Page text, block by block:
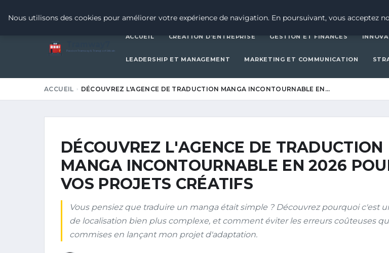
7 Passion Tramway & Transport Urbain
ACCUEIL CRÉATION D’ENTREPRISE GESTION ET FINANCES
LEADERSHIP ET MANAGEMENT MARKETING ET COMMUNICATION
ACCUEIL DÉCOUVREZ L'AGENCE DE TRADUCTION MANGA INCONTOURNABLE EN…
DÉCOUVREZ L'AGENCE DE TRADUCTION
MANGA INCONTOURNABLE EN 2026
VOS PROJETS CRÉATIFS
Vous pensiez que traduire un manga était simple ? Découvrez pourquoi c'est
de localisation bien plus complexe, et comment éviter les erreurs coûteuses
commises en lançant mon projet d'adaptation.
Nous utilisons des cookies pour améliorer votre expérience de navigation. En poursuivant, vous acceptez